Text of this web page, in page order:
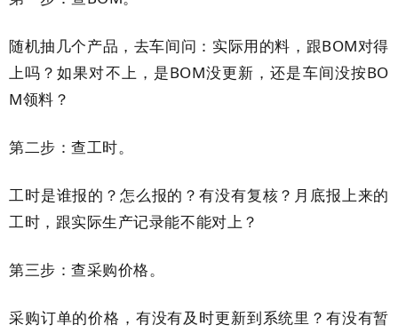
随机抽几个产品，去车间问：实际用的料，跟BOM对得
上吗？如果对不上，是BOM没更新，还是车间没按BO
M领料？
第二步：查工时。
工时是谁报的？怎么报的？有没有复核？月底报上来的
工时，跟实际生产记录能不能对上？
第三步：查采购价格。
采购订单的价格，有没有及时更新到系统里？有没有暂